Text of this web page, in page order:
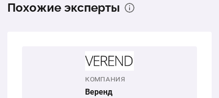
Похожие эксперты
КОМПАНИЯ
Веренд